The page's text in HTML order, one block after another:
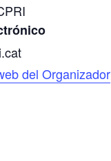
del Organizador